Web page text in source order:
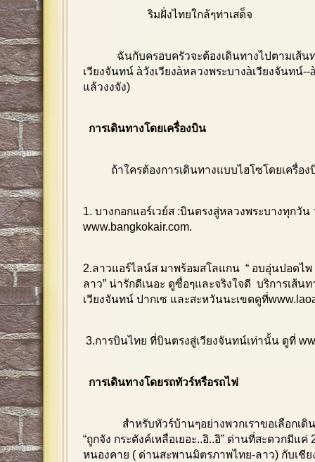
ริมฝั่งไทยใกล้ๆท่าเสด็จ
ฉันกับครอบครัวจะต้องเดินทางไปตามเส้นท
เวียงจันทน์ àวังเวียงàหลวงพระบางàเวียงจันทน์
แล้วงงจัง)
การเดินทางโดยเครื่องบิน
ถ้าใครต้องการเดินทางแบบไฮโซโดยเครื่อ
1. บางกอกแอร์เวย์ส :บินตรงสู่หลวงพระบางทุกวัน
www.bangkokair.com.
2.ลาวแอร์ไลน์ส มาพร้อมสโลแกน “ อบอุ่นปอดไ
ลาว” น่ารักดีเนอะ ดูซื่อๆและจริงใจดี บริการเส้น
เวียงจันทน์ ปากเซ และสะหวันนะเขตดูที่
3.การบินไทย ที่บินตรงสู่เวียงจันทน์เท่านั้น ดูที่
การเดินทางโดยรถทัวร์หรือรถไฟ
สำหรับทัวร์บ้านๆอย่างพวกเราขอเลือกเดิน
“ถูกจัง กระตังค์เหลือเยอะ..อิ..อิ” ด่านที่สะดวกมีแ
หนองคาย ( ด่านสะพานมิตรภาพไทย-ลาว) กับเชีย